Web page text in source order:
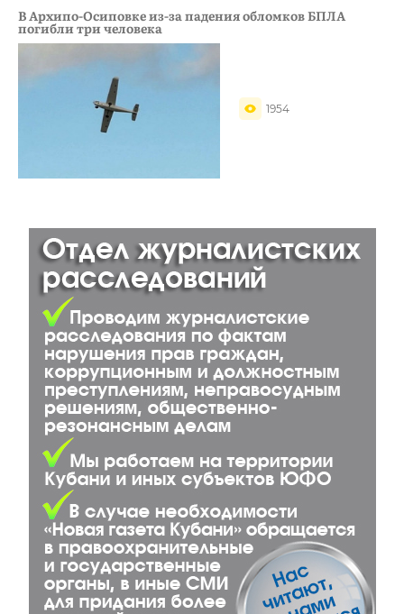
В Архипо-Осиповке из-за падения обломков БПЛА
погибли три человека
1954